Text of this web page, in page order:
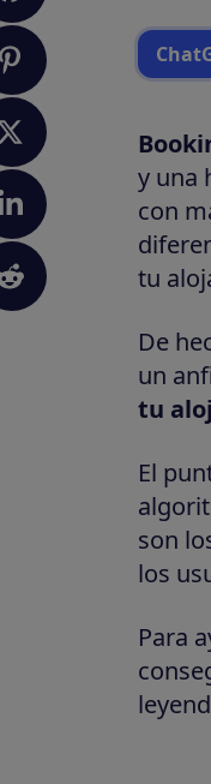
y una
con
tu
De
un
tu
El
son
los
Para